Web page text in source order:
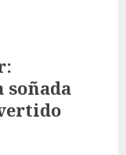
soñada